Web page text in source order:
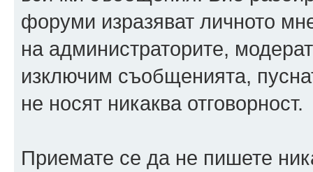
форуми изразяват личното
на администраторите,
изключим съобщенията,
не носят никаква отговорност.
Приемате се да не пишете